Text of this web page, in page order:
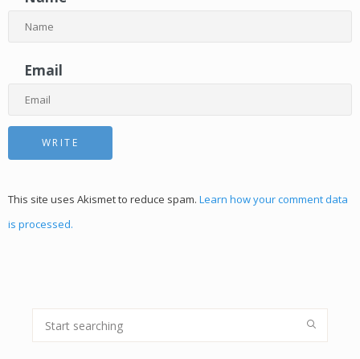
Email
This site uses Akismet to reduce spam. Learn how your comment data
is processed.